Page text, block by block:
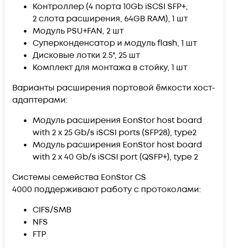
Контроллер (4 порта 10Gb iSCSI SFP+,
2 слота расширения, 64GB RAM), 1 шт
Модуль PSU+FAN, 2 шт
Суперконденсатор и модуль flash, 1 шт
Дисковые лотки 2.5", 25 шт
Комплект для монтажа в стойку, 1 шт
Варианты расширения портовой ёмкости хост-
адаптерами:
Модуль расширения EonStor host board
with 2 x 25 Gb/s iSCSI ports (SFP28), type2
Модуль расширения EonStor host board
with 2 x 40 Gb/s iSCSI port (QSFP+), type 2
Cистемы семейства EonStor CS
4000 поддерживают работу с протоколами:
CIFS/SMB
NFS
FTP